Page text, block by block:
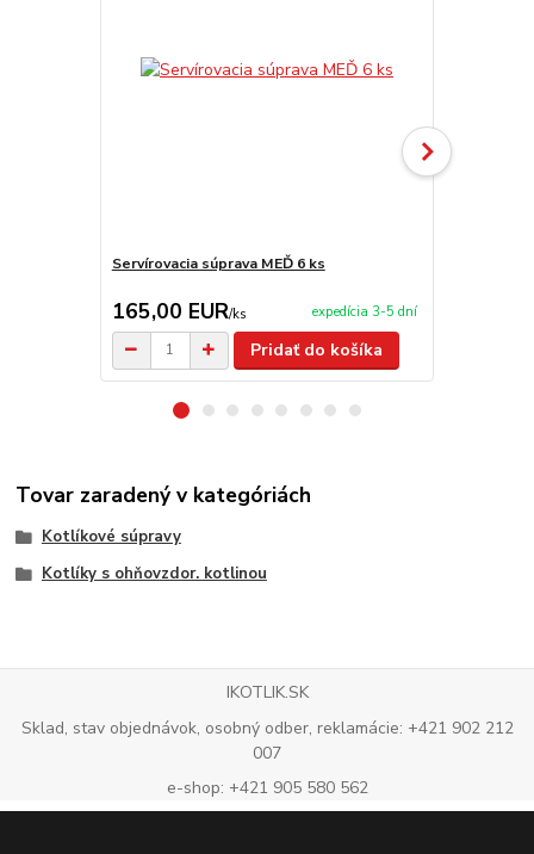
Servírovacia súprava MEĎ 6 ks
165,00 EUR/ks expedícia 3-5 dní
Pridať do košíka
Tovar zaradený v kategóriách
Kotlíkové súpravy
Kotlíky s ohňovzdor. kotlinou
IKOTLIK.SK
Sklad, stav objednávok, osobný odber, reklamácie: +421 902 212
007
e-shop: +421 905 580 562